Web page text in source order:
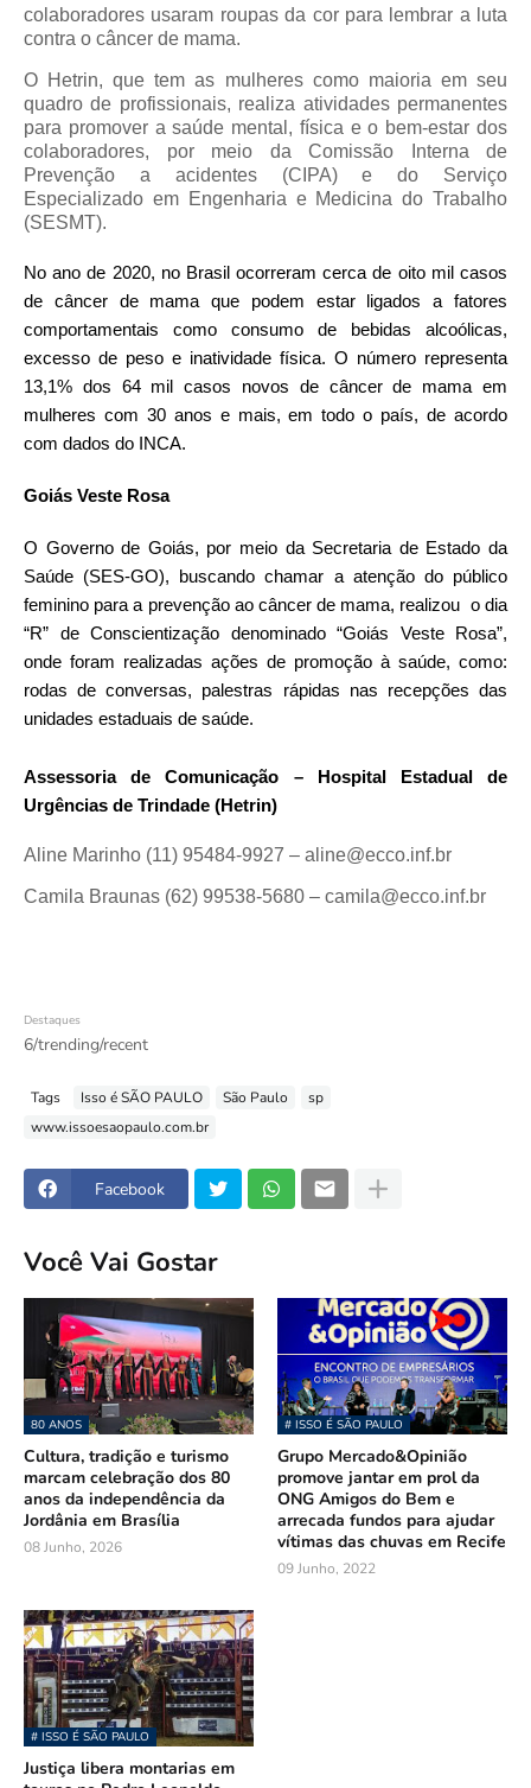
colaboradores usaram roupas da cor para lembrar a luta
contra o câncer de mama.
O Hetrin, que tem as mulheres como maioria em seu
quadro de profissionais, realiza atividades permanentes
para promover a saúde mental, física e o bem-estar dos
colaboradores, por meio da Comissão Interna de
Prevenção a acidentes (CIPA) e do Serviço
Especializado em Engenharia e Medicina do Trabalho
(SESMT).
No ano de 2020, no Brasil ocorreram cerca de oito mil casos
de câncer de mama que podem estar ligados a fatores
comportamentais como consumo de bebidas alcoólicas,
excesso de peso e inatividade física. O número representa
13,1% dos 64 mil casos novos de câncer de mama em
mulheres com 30 anos e mais, em todo o país, de acordo
com dados do INCA.
Goiás Veste Rosa
O Governo de Goiás, por meio da Secretaria de Estado da
Saúde (SES-GO), buscando chamar a atenção do público
feminino para a prevenção ao câncer de mama, realizou o dia
“R” de Conscientização denominado “Goiás Veste Rosa”,
onde foram realizadas ações de promoção à saúde, como:
rodas de conversas, palestras rápidas nas recepções das
unidades estaduais de saúde.
Assessoria de Comunicação – Hospital Estadual de
Urgências de Trindade (Hetrin)
Aline Marinho (11) 95484-9927 – aline@ecco.inf.br
Camila Braunas (62) 99538-5680 – camila@ecco.inf.br
Destaques
6/trending/recent
Tags Isso é SÃO PAULO São Paulo
sp
www.issoesaopaulo.com.br
Facebook
Você Vai Gostar
80 ANOS
Cultura, tradição e turismo
marcam celebração dos 80
anos da independência da
Jordânia em Brasília
08 Junho, 2026
# ISSO É SÃO PAULO
Grupo Mercado&Opinião
promove jantar em prol da
ONG Amigos do Bem e
arrecada fundos para ajudar
vítimas das chuvas em Recife
09 Junho, 2022
# ISSO É SÃO PAULO
Justiça libera montarias em